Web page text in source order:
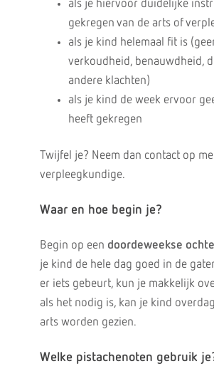
als je hiervoor duidelijke
gekregen van de arts of
als je kind helemaal fit is
verkoudheid, benauwdheid,
andere klachten)
als je kind de week ervoor
heeft gekregen
Twijfel je? Neem dan contact op
verpleegkundige.
Waar en hoe begin je?
Begin op een doordeweekse
je kind de hele dag goed in de
er iets gebeurt, kun je makkelijk
als het nodig is, kan je kind
arts worden gezien.
Welke pistachenoten gebruik